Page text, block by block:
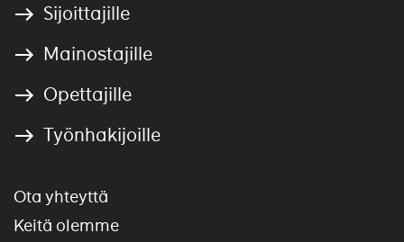
Sijoittajille
Mainostajille
Opettajille
Työnhakijoille
Ota yhteyttä
Keitä olemme